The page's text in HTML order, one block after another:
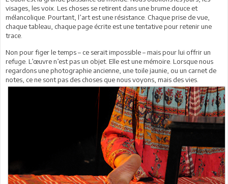
visages, les voix. Les choses se retirent dans une brume douce et
mélancolique. Pourtant, l’art est une résistance. Chaque prise de vue,
chaque tableau, chaque page écrite est une tentative pour retenir une
trace.
Non pour figer le temps – ce serait impossible – mais pour lui offrir un
refuge. L’œuvre n’est pas un objet. Elle est une mémoire. Lorsque nous
regardons une photographie ancienne, une toile jaunie, ou un carnet de
notes, ce ne sont pas des choses que nous voyons, mais des vies.